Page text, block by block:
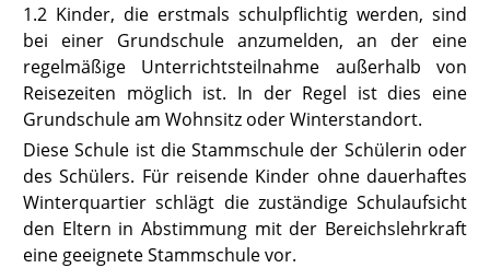
1.2 Kinder, die erstmals schulpflichtig werden, sind
bei einer Grundschule anzumelden, an der eine
regelmäßige Unterrichtsteilnahme außerhalb von
Reisezeiten möglich ist. In der Regel ist dies eine
Grundschule am Wohnsitz oder Winterstandort.
Diese Schule ist die Stammschule der Schülerin oder
des Schülers. Für reisende Kinder ohne dauerhaftes
Winterquartier schlägt die zuständige Schulaufsicht
den Eltern in Abstimmung mit der Bereichslehrkraft
eine geeignete Stammschule vor.